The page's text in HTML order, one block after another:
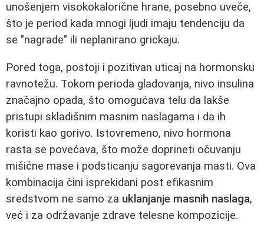
unošenjem visokokalorične hrane, posebno uveče,
što je period kada mnogi ljudi imaju tendenciju da
se "nagrade" ili neplanirano grickaju.
Pored toga, postoji i pozitivan uticaj na hormonsku
ravnotežu. Tokom perioda gladovanja, nivo insulina
značajno opada, što omogućava telu da lakše
pristupi skladišnim masnim naslagama i da ih
koristi kao gorivo. Istovremeno, nivo hormona
rasta se povećava, što može doprineti očuvanju
mišićne mase i podsticanju sagorevanja masti. Ova
kombinacija čini isprekidani post efikasnim
sredstvom ne samo za uklanjanje masnih naslaga,
već i za održavanje zdrave telesne kompozicije.